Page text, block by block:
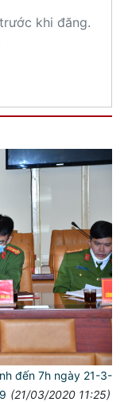
khi đăng.
đến 7h ngày 21-3-
(21/03/2020 11:25)